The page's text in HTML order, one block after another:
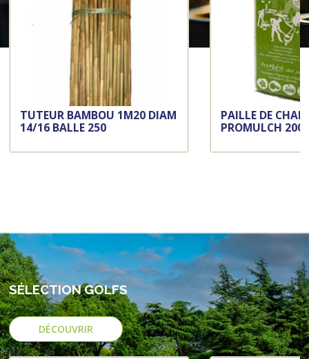
TUTEUR BAMBOU 1M20 DIAM
14/16 BALLE 250
PAILLE DE
PROMULCH
SÉLECTION GOLFS
DÉCOUVRIR